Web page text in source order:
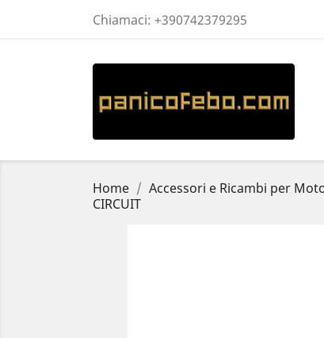
Chiamaci: +390742379295
Home Accessori e Ricambi per
CIRCUIT